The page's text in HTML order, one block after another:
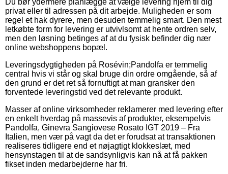
privat eller til adressen på dit arbejde. Muligheden er som
regel et hak dyrere, men desuden temmelig smart. Den mest
letkøbte form for levering er utvivlsomt at hente ordren selv,
men den løsning betinges af at du fysisk befinder dig nær
online webshoppens bopæl.
Leveringsdygtigheden på Rosévin;Pandolfa er temmelig
central hvis vi står og skal bruge din ordre omgående, så af
den grund er det ret så fornuftigt at man gransker den
forventede leveringstid ved det relevante produkt.
Masser af online virksomheder reklamerer med levering efter
en enkelt hverdag på massevis af produkter, eksempelvis
Pandolfa, Ginevra Sangiovese Rosato IGT 2019 – Fra
Italien, men vær på vagt da det er forudsat at transaktionen
realiseres tidligere end et nøjagtigt klokkeslæt, med
hensynstagen til at de sandsynligvis kan nå at få pakken
fikset inden medarbejderne har fri.